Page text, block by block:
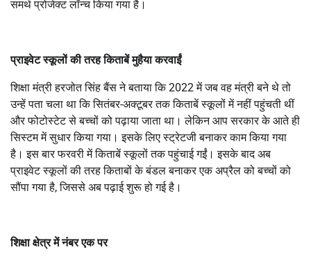
समर्थ प्रोजेक्ट लॉन्च किया गया है।
प्राइवेट स्कूलों की तरह किताबें मुहैया करवाईं
शिक्षा मंत्री हरजोत सिंह बैंस ने बताया कि 2022 में जब वह मंत्री बने थे तो
उन्हें पता चला था कि सितंबर-अक्टूबर तक किताबें स्कूलों में नहीं पहुंचती थीं
और फोटोस्टेट से बच्चों को पढ़ाया जाता था। लेकिन आप सरकार के आते ही
सिस्टम में सुधार किया गया। इसके लिए स्ट्रेटजी बनाकर काम किया गया
है। इस बार फरवरी में किताबें स्कूलों तक पहुंचाई गईं। इसके बाद अब
प्राइवेट स्कूलों की तरह किताबों के बंडल बनाकर एक अप्रैल को बच्चों को
सौंपा गया है, जिससे अब पढ़ाई शुरू हो गई है।
शिक्षा क्षेत्र में नंबर एक पर